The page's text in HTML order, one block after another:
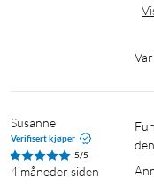
Susanne
Verifisert kjøper
5/5
4 måneder siden
Fungerer utmerket til projektoren jeg kjøpte